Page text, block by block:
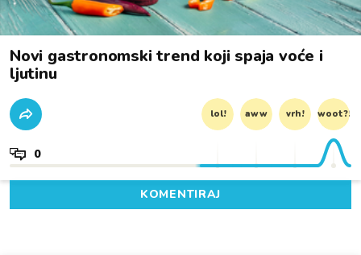
Novi gastronomski trend koji spaja voće i
ljutinu
lol! aww vrh! woot?!
0
KOMENTIRAJ